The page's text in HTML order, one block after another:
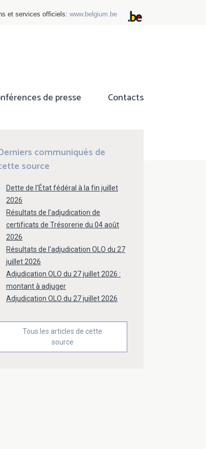
et services officiels: www.belgium.be
de presse Contacts
communiqués de
source
Dette de l’État fédéral à la fin juillet
2026
Résultats de l'adjudication de
certificats de Trésorerie du 04 août
2026
Résultats de l'adjudication OLO du 27
juillet 2026
Adjudication OLO du 27 juillet 2026 :
montant à adjuger
Adjudication OLO du 27 juillet 2026
Tous les articles de cette
source